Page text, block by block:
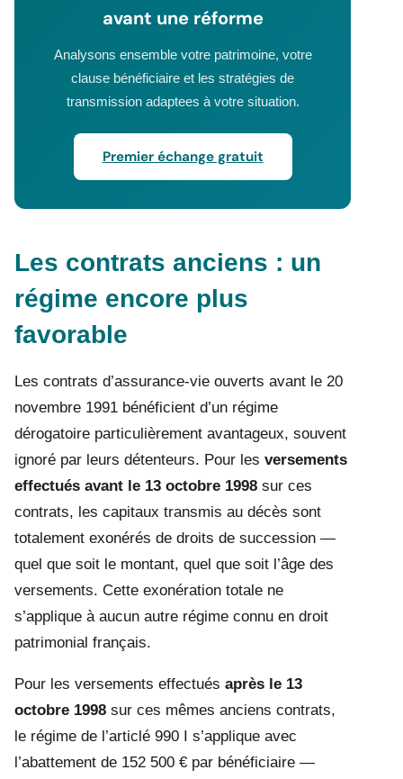
avant une réforme
Analysons ensemble votre patrimoine, votre
clause bénéficiaire et les stratégies de
transmission adaptees à votre situation.
Premier échange gratuit
Les contrats anciens : un
régime encore plus
favorable
Les contrats d’assurance-vie ouverts avant le 20
novembre 1991 bénéficient d’un régime
dérogatoire particulièrement avantageux, souvent
ignoré par leurs détenteurs. Pour les versements
effectués avant le 13 octobre 1998 sur ces
contrats, les capitaux transmis au décès sont
totalement exonérés de droits de succession —
quel que soit le montant, quel que soit l’âge des
versements. Cette exonération totale ne
s’applique à aucun autre régime connu en droit
patrimonial français.
Pour les versements effectués après le 13
octobre 1998 sur ces mêmes anciens contrats,
le régime de l’articlé 990 I s’applique avec
l’abattement de 152 500 € par bénéficiaire —